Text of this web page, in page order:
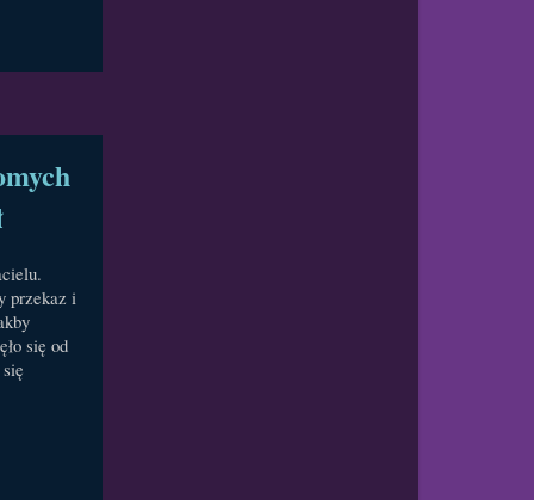
przekaz i
się od